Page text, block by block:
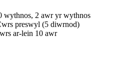
wythnos, 2 awr yr wythnos
preswyl (5 diwrnod)
ar-lein 10 awr